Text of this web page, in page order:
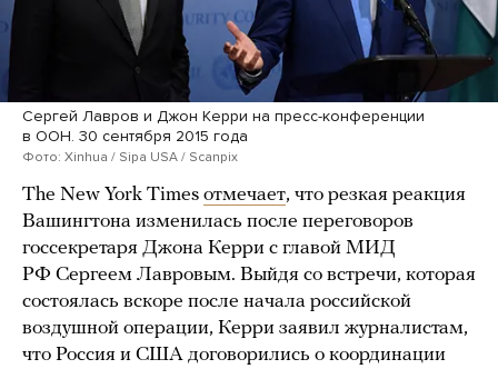
Сергей Лавров и Джон Керри на пресс-конференции
в ООН. 30 сентября 2015 года
Фото: Xinhua / Sipa USA / Scanpix
The New York Times отмечает, что резкая реакция
Вашингтона изменилась после переговоров
госсекретаря Джона Керри с главой МИД
РФ Сергеем Лавровым. Выйдя со встречи, которая
состоялась вскоре после начала российской
воздушной операции, Керри заявил журналистам,
что Россия и США договорились о координации